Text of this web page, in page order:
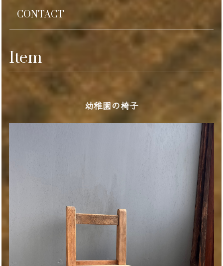
CONTACT
Item
幼稚園の椅子